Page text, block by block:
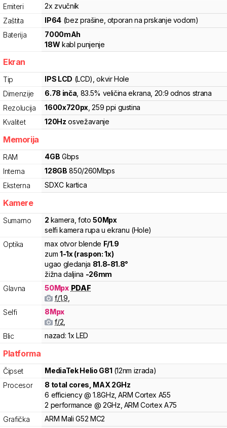
Emiteri
2x zvučnik
Zaštita
IP64 (bez prašine, otporan na prskanje vodom)
Baterija
7000mAh
18W kabl punjenje
Ekran
Tip IPS LCD (LCD) , okvir Hole
Dimenzije
6.78 inča , 83.5% veličina ekrana , 20:9 odnos strana
Rezolucija
1600x720px ,259 ppi gustina
Kvalitet
120Hz osvežavanje
Memorija
RAM 4GB Gbps
Interna
128GB 850/260Mbps
Eksterna
SDXC kartica
Kamere
Sumarno 2 kamera foto50Mpx
selfi kamera rupa u ekranu (Hole)
Optika
max otvor blende F/1.9
zum1-1x (raspon:1x)
ugao gledanja 81.8-81.8°
žižna daljina -26mm
Glavna
50Mpx PDAF
f/1.9
Selfi
8Mpx
f/2
Blic
nazad: 1x LED
Platforma
Čipset MediaTekHelio G81 (12nm izrada)
Procesor
8 total cores , MAX 2GHz
6 efficiency @ 1.8GHz,ARM Cortex A55
2 performance @ 2GHz, ARM Cortex A75
Grafička
ARM Mali G52 MC2